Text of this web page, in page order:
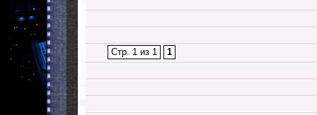
Стр. 1 из 1 1